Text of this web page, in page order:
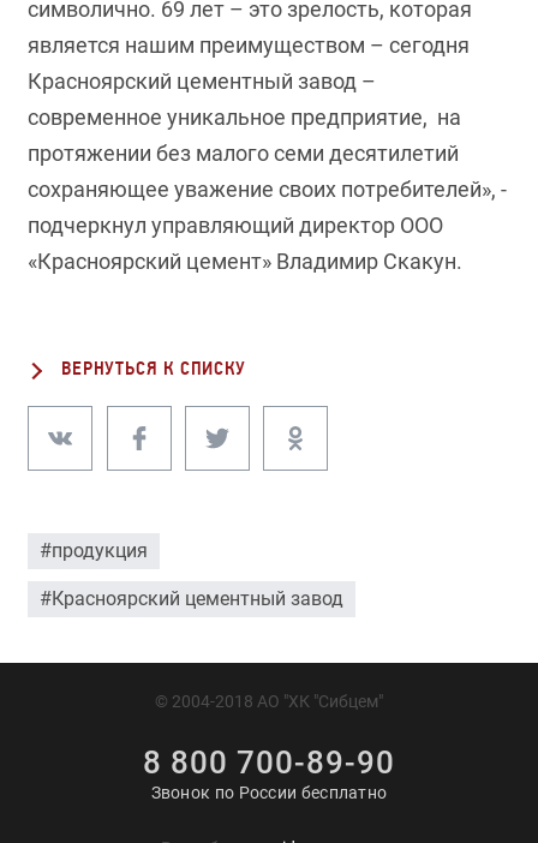
символично. 69 лет – это зрелость, которая
является нашим преимуществом – сегодня
Красноярский цементный завод –
современное уникальное предприятие, на
протяжении без малого семи десятилетий
сохраняющее уважение своих потребителей», -
подчеркнул управляющий директор ООО
«Красноярский цемент» Владимир Скакун.
ВЕРНУТЬСЯ К СПИСКУ
#продукция
#Красноярский цементный завод
© 2004-2018 АО "ХК "Сибцем"
8 800 700-89-90
Звонок по России бесплатно